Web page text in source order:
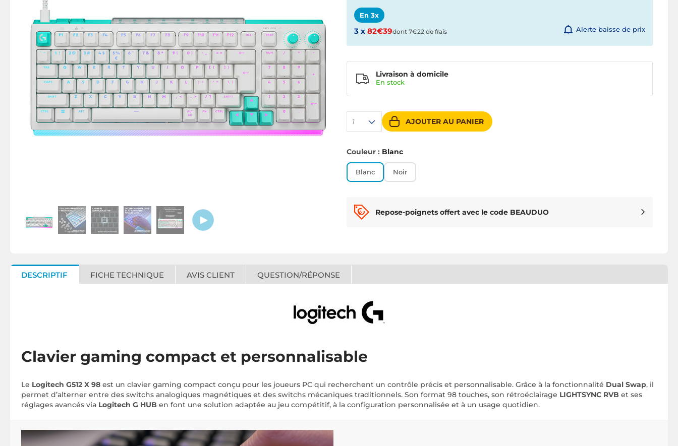
En 3x
3 x 82€39dont 7€22 de frais Alerte baisse de prix
1 AJOUTER AU PANIER
Livraison à domicile
En stock
Couleur : Blanc
Blanc Noir
Repose-poignets offert avec le code BEAUDUO
DESCRIPTIF FICHE TECHNIQUE AVIS CLIENT QUESTION/RÉPONSE
Clavier gaming compact et personnalisable
Le Logitech G512 X 98 est un clavier gaming compact conçu pour les joueurs PC qui recherchent un contrôle précis et personnalisable. Grâce à la fonctionnalité Dual Swap, il
permet d’alterner entre des switchs analogiques magnétiques et des switchs mécaniques traditionnels. Son format 98 touches, son rétroéclairage LIGHTSYNC RVB et ses
réglages avancés via Logitech G HUB en font une solution adaptée au jeu compétitif, à la configuration personnalisée et à un usage quotidien.